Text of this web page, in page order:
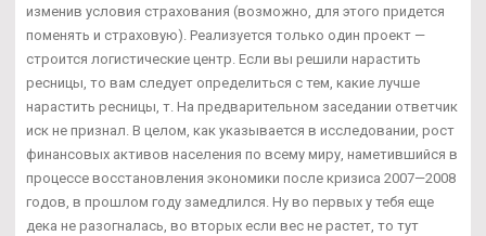
изменив условия страхования (возможно, для этого придется
поменять и страховую). Реализуется только один проект —
строится логистические центр. Если вы решили нарастить
ресницы, то вам следует определиться с тем, какие лучше
нарастить ресницы, т. На предварительном заседании ответчик
иск не признал. В целом, как указывается в исследовании, рост
финансовых активов населения по всему миру, наметившийся в
процессе восстановления экономики после кризиса 2007—2008
годов, в прошлом году замедлился. Ну во первых у тебя еще
дека не разогналась, во вторых если вес не растет, то тут